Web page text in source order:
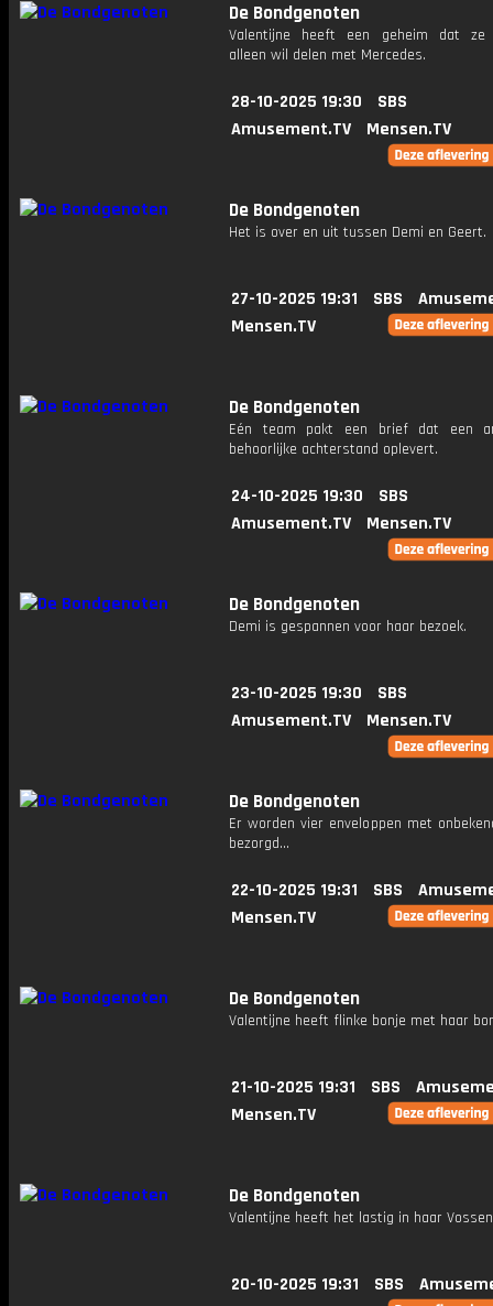
De Bondgenoten
Valentijne heeft een geheim dat ze
alleen wil delen met Mercedes.
28-10-2025 19:30
SBS
Amusement.TV
Mensen.TV
De Bondgenoten
Het is over en uit tussen Demi en Geert.
27-10-2025 19:31 SBS
Mensen.TV
De Bondgenoten
Eén team pakt een brief dat een
behoorlijke achterstand oplevert.
24-10-2025 19:30
SBS
Amusement.TV
Mensen.TV
De Bondgenoten
Demi is gespannen voor haar bezoek.
23-10-2025 19:30
SBS
Amusement.TV
Mensen.TV
De Bondgenoten
Er worden vier enveloppen met
bezorgd...
22-10-2025 19:31 SBS
Mensen.TV
De Bondgenoten
Valentijne heeft flinke bonje met haar
21-10-2025 19:31 SBS
Mensen.TV
De Bondgenoten
Valentijne heeft het lastig in haar
20-10-2025 19:31 SBS